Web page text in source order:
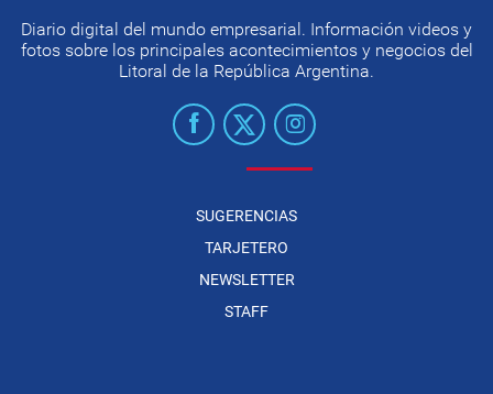
Diario digital del mundo empresarial. Información videos y
fotos sobre los principales acontecimientos y negocios del
Litoral de la República Argentina.
SUGERENCIAS
TARJETERO
NEWSLETTER
STAFF